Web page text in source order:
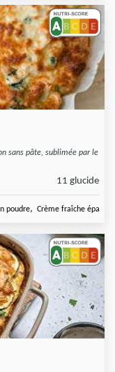
sans pâte, sublimée par le
11 glucide
poudre, Crème fraîche épaisse